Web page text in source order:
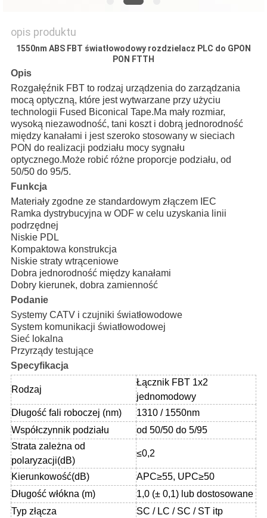
opis produktu
1550nm ABS FBT światłowodowy rozdzielacz PLC do GPON
PON FTTH
Opis
Rozgałęźnik FBT to rodzaj urządzenia do zarządzania
mocą optyczną, które jest wytwarzane przy użyciu
technologii Fused Biconical Tape.Ma mały rozmiar,
wysoką niezawodność, tani koszt i dobrą jednorodność
między kanałami i jest szeroko stosowany w sieciach
PON do realizacji podziału mocy sygnału
optycznego.Może robić różne proporcje podziału, od
50/50 do 95/5.
Funkcja
Materiały zgodne ze standardowym złączem IEC
Ramka dystrybucyjna w ODF w celu uzyskania linii
podrzędnej
Niskie PDL
Kompaktowa konstrukcja
Niskie straty wtrąceniowe
Dobra jednorodność między kanałami
Dobry kierunek, dobra zamienność
Podanie
Systemy CATV i czujniki światłowodowe
System komunikacji światłowodowej
Sieć lokalna
Przyrządy testujące
Specyfikacja
Rodzaj
Łącznik FBT 1x2
jednomodowy
Długość fali roboczej (nm)
1310 / 1550nm
Współczynnik podziału
od 50/50 do 5/95
Strata zależna od
polaryzacji(dB)
≤0,2
Kierunkowość(dB)
APC≥55, UPC≥50
Długość włókna (m)
1,0 (± 0,1) lub dostosowane
Typ złącza
SC / LC / SC / ST itp